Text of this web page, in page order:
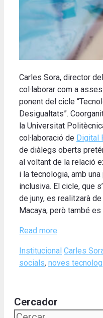
Carles Sora, director
col·laborar com a
ponent del cicle
Desigualtats”.
la Universitat
col·laboració de Digital
de diàlegs oberts
al voltant de la relació
i la tecnologia, amb
inclusiva. El cicle, que
de juny, es realitzarà
Macaya, però també
Read more
Categories
Institucional Tags
Carles
socials, noves
Cercador